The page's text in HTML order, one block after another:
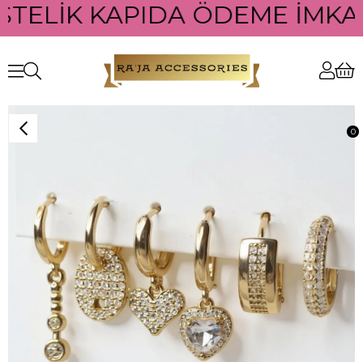
KAPIDA ÖDEME
0